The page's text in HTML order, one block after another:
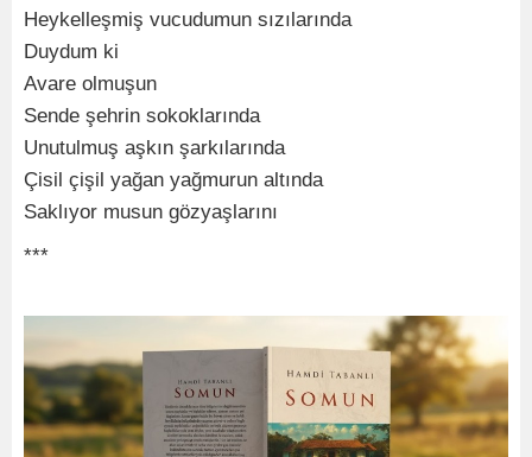
Heykelleşmiş vucudumun sızılarında
Duydum ki
Avare olmuşun
Sende şehrin sokoklarında
Unutulmuş aşkın şarkılarında
Çisil çişil yağan yağmurun altında
Saklıyor musun gözyaşlarını
***